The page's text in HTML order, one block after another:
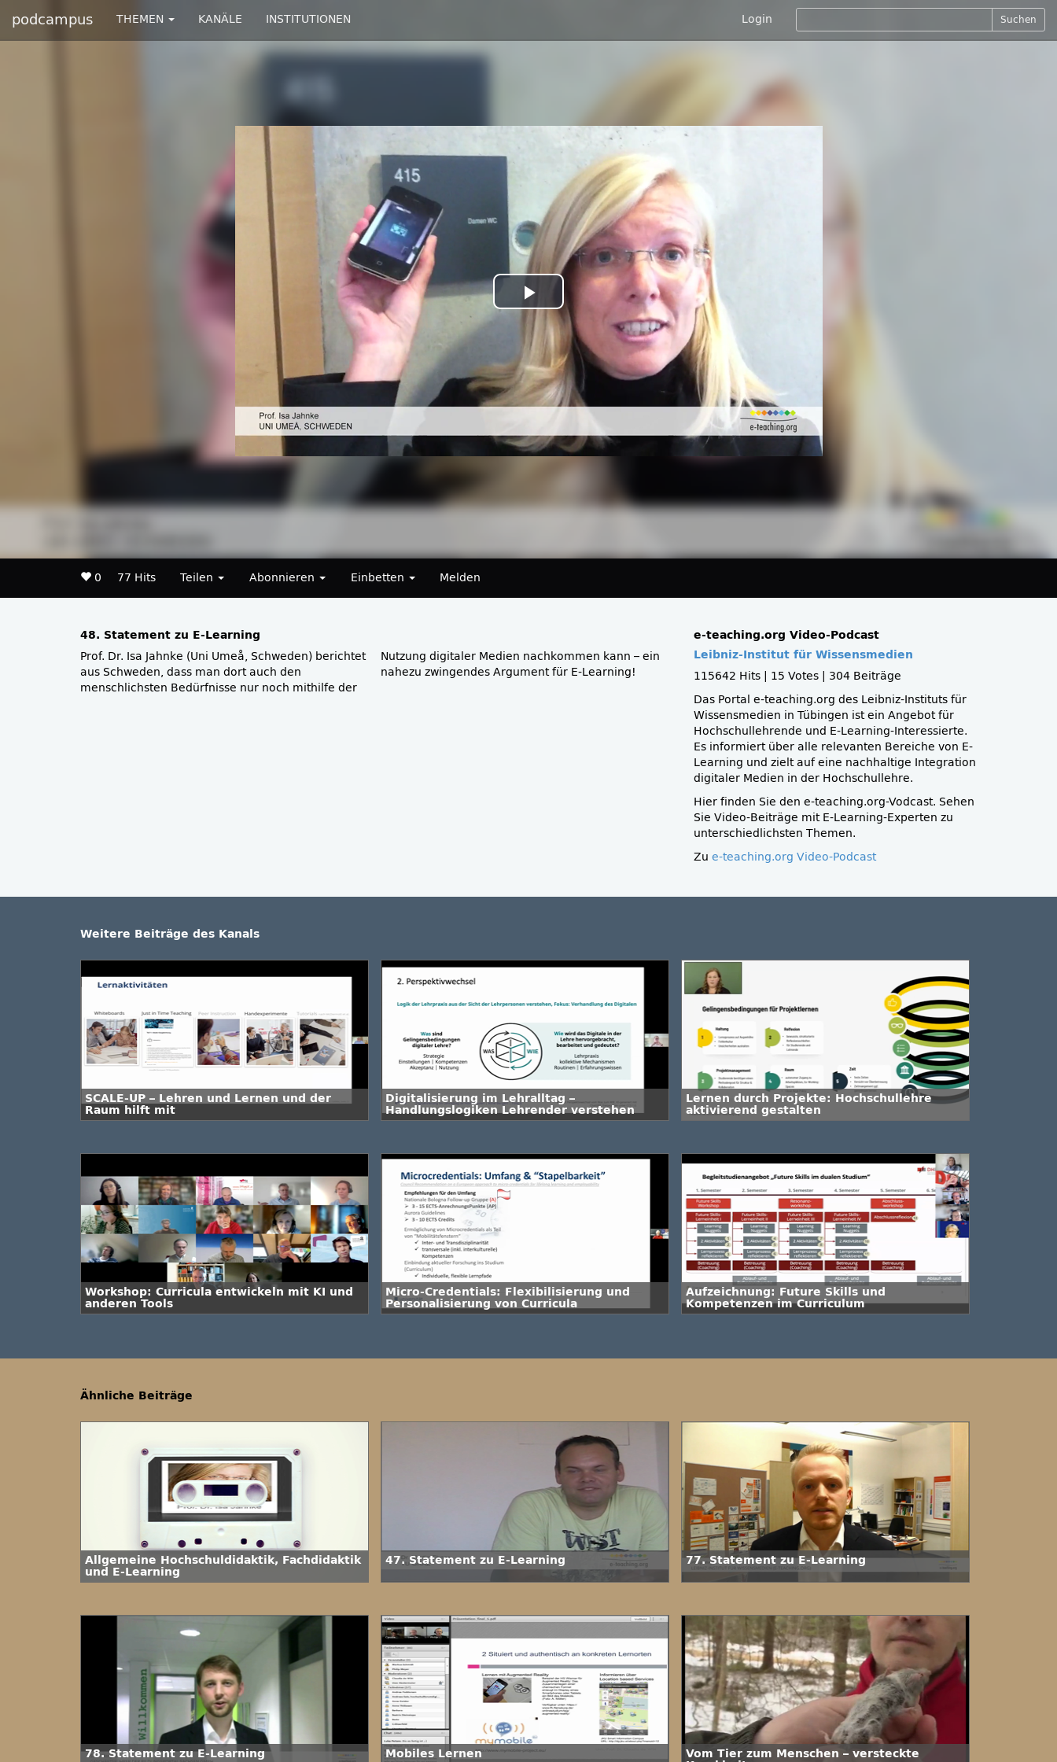
podcampus THEMEN KANÄLE INSTITUTIONEN Login Suchen
Play
Video
0 77 Hits Teilen Abonnieren Einbetten Melden
48. Statement zu E-Learning
Prof. Dr. Isa Jahnke (Uni Umeå, Schweden) berichtet
aus Schweden, dass man dort auch den
menschlichsten Bedürfnisse nur noch mithilfe der
Nutzung digitaler Medien nachkommen kann – ein
nahezu zwingendes Argument für E-Learning!
e-teaching.org Video-Podcast
Leibniz-Institut für Wissensmedien
115642 Hits
15 Votes
304 Beiträge
Das Portal e-teaching.org des Leibniz-Instituts für
Wissensmedien in Tübingen ist ein Angebot für
Hochschullehrende und E-Learning-Interessierte.
Es informiert über alle relevanten Bereiche von E-
Learning und zielt auf eine nachhaltige Integration
digitaler Medien in der Hochschullehre.
Hier finden Sie den e-teaching.org-Vodcast. Sehen
Sie Video-Beiträge mit E-Learning-Experten zu
unterschiedlichsten Themen.
Zu e-teaching.org Video-Podcast
Weitere Beiträge des Kanals
SCALE-UP – Lehren und Lernen und der
Raum hilft mit
Digitalisierung im Lehralltag –
Handlungslogiken Lehrender verstehen
Lernen durch Projekte: Hochschullehre
aktivierend gestalten
Workshop: Curricula entwickeln mit KI und
anderen Tools
Micro-Credentials: Flexibilisierung und
Personalisierung von Curricula
Aufzeichnung: Future Skills und
Kompetenzen im Curriculum
Ähnliche Beiträge
Allgemeine Hochschuldidaktik, Fachdidaktik
und E-Learning
47. Statement zu E-Learning 77. Statement zu E-Learning
78. Statement zu E-Learning Mobiles Lernen
Vom Tier zum Menschen – versteckte